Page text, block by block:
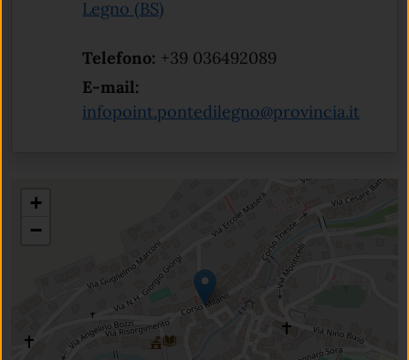
Legno (BS)
Telefono: +39 036492089
E-mail:
infopoint.pontedilegno@provincia.it
+
−